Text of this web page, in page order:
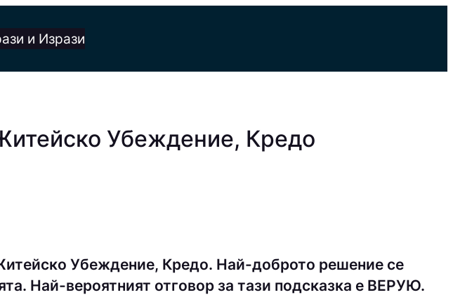
и Изрази
Убеждение, Кредо
Убеждение, Кредо. Най-доброто решение се
Най-вероятният отговор за тази подсказка е ВEPУЮ.